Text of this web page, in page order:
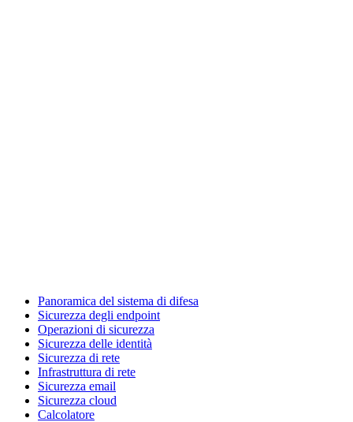
Panoramica del sistema di difesa
Sicurezza degli endpoint
Operazioni di sicurezza
Sicurezza delle identità
Sicurezza di rete
Infrastruttura di rete
Sicurezza email
Sicurezza cloud
Calcolatore